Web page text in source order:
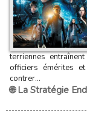
terriennes
officiers émérites
contrer...
🌐 La Stratégie